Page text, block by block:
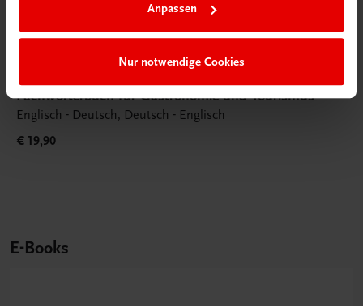
Anpassen
Nur notwendige Cookies
Fachwörterbuch für Gastronomie und Tourismus
Englisch - Deutsch, Deutsch - Englisch
€ 19,90
E-Books